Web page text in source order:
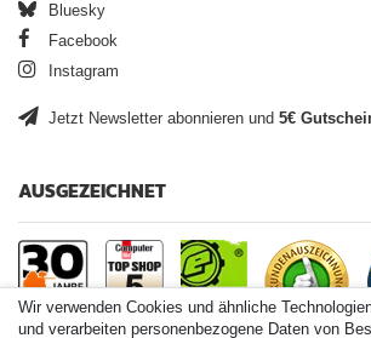
Bluesky
Facebook
Instagram
Jetzt Newsletter abonnieren und 5€
AUSGEZEICHNET
Wir verwenden Cookies und ähnliche
und verarbeiten personenbezogene Daten von